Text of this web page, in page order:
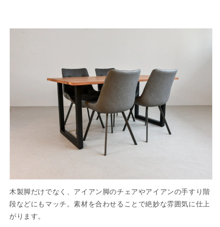
木製脚だけでなく、アイアン脚のチェアやアイアンの手すり階
段などにもマッチ。素材を合わせることで絶妙な雰囲気に仕上
がります。